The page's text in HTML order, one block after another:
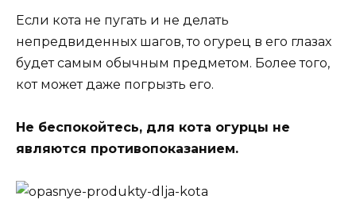
Если кота не пугать и не делать
непредвиденных шагов, то огурец в его глазах
будет самым обычным предметом. Более того,
кот может даже погрызть его.
Не беспокойтесь, для кота огурцы не
являются противопоказанием.